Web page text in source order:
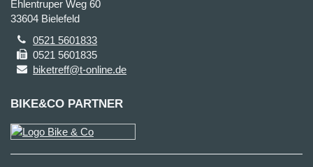
Ehlentruper Weg 60
33604 Bielefeld
0521 5601833
0521 5601835
biketreff@t-online.de
BIKE&CO PARTNER